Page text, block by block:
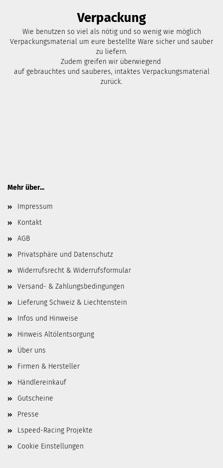
Verpackung
Wie benutzen so viel als nötig und so wenig wie möglich
Verpackungsmaterial um eure bestellte Ware sicher und sauber
zu liefern.
Zudem greifen wir überwiegend
auf gebrauchtes und sauberes, intaktes Verpackungsmaterial
zurück.
Mehr über...
Impressum
Kontakt
AGB
Privatsphäre und Datenschutz
Widerrufsrecht & Widerrufsformular
Versand- & Zahlungsbedingungen
Lieferung Schweiz & Liechtenstein
Infos und Hinweise
Hinweis Altölentsorgung
Über uns
Firmen & Hersteller
Händlereinkauf
Gutscheine
Presse
Lspeed-Racing Projekte
Cookie Einstellungen